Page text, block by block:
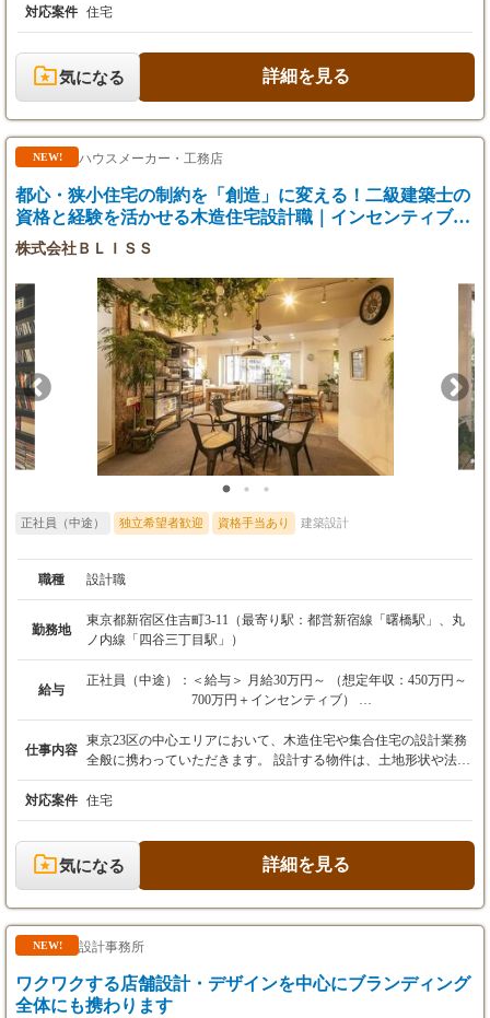
※入社3年目までは、毎年3万円の自動昇給を
約束します。
・賞与：年1回（3月）
※昨年度、最も活躍した社員の賞与は100万
【給与モデル】
・年収460万円／26歳（新卒入社5年目）
・年収250万円／24歳（新卒入社2年目）
で、多彩なプロジェクトがあなたを待っています。クライアント
と直接対話し、潜在的な想いを引き出すところから、私たちの仕
事は始まります。 ■具体的な業務内容 ・新規案件のヒアリング、
プランニング、プレゼンテーション ・実施設計、およびクライア
ントとの各種打ち合わせ ・設計アシスタントのマネジメント、育
裁量を持ってプロジェクトを動かす手応えと、自らのアイデアが
形になる喜びをダイレクトに感じられます。 ■使用ソフト ARCHI
CAD, Jw_cad, Adobe Illustrator, Adobe Photoshop, Excel, PowerPoint,
Word
対応案件 住宅
気になる 詳細を見る
NEW! ハウスメーカー・工務店
都心・狭小住宅の制約を「創造」に変える！二級建築士の
資格と経験を活かせる木造住宅設計職｜インセンティブで
高収入を実現
株式会社ＢＬＩＳＳ
正社員（中途） 独立希望者歓迎 資格手当あり 建築設計
職種 設計職
勤務地
東京都新宿区住吉町3-11（最寄り駅：都営新宿線「曙橋駅」、丸
ノ内線「四谷三丁目駅」）
給与
正社員（中途）： ＜給与＞ 月給30万円～ （想定年収：450万円～
700万円＋インセンティブ）
※月給には固定残業代（25時間分／5万円～）
を含みます。超過した場合は別途支給いたしま
す。
※経験・能力・前職給与を考慮し、規定に基づ
昇給：年1回
賞与：年2回（6月／11月）
仕事内容
東京23区の中心エリアにおいて、木造住宅や集合住宅の設計業務
全般に携わっていただきます。 設計する物件は、土地形状や法的
な条件が毎回異なる都心の狭小住宅が中心で、「制約を創造に変
える」高度な設計スキルが身につく環境です。 具体的な業務は、
基本計画の作成から、実施図面・確認申請図面の作成、法規チェ
ック、納まり検討、さらにはプレゼン資料・販売図面作成、そし
てお客様との打合せまで、設計プロセス全般にわたります。 入社
後は、まず先輩のサポート業務として当社の物件や仕様に慣れて
浅い方でも安心してステップアップが可能です。 都心部の複雑な
法規やタイトな条件の中で最良の解を見つけ出すための粘り強い
検討と、高い専門性が常に求められる厳しさもありますが、裁量
を持って設計からお客様との打合せまで一貫して携わることがで
対応案件 住宅
気になる 詳細を見る
NEW! 設計事務所
ワクワクする店舗設計・デザインを中心にブランディング
全体にも携わります